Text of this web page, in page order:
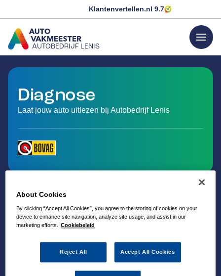
Klantenvertellen.nl 9.7
AUTOBEDRIJF LENIS
GA NAAR DE HOMEPAGINA
menu
Diagnose
Laat jouw auto uitlezen bij Autobedrijf Lenis
About Cookies
By clicking “Accept All Cookies”, you agree to the storing of cookies on your
device to enhance site navigation, analyze site usage, and assist in our
marketing efforts. Cookiebeleid
Reject All Accept All Cookies